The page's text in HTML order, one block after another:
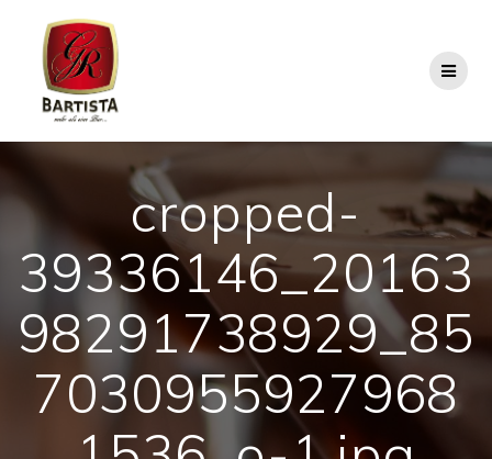
cropped-
39336146_20163
98291738929_85
7030955927968